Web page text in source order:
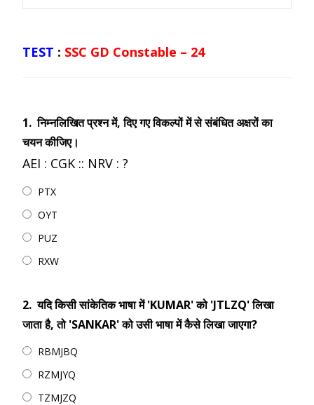
TEST : SSC GD Constable – 24
1. निम्नलिखित प्रश्न में, दिए गए विकल्पों में से संबंधित अक्षरों का
चयन कीजिए।
AEI : CGK :: NRV : ?
PTX
OYT
PUZ
RXW
2. यदि किसी सांकेतिक भाषा में 'KUMAR' को 'JTLZQ' लिखा
जाता है, तो 'SANKAR' को उसी भाषा में कैसे लिखा जाएगा?
RBMJBQ
RZMJYQ
TZMJZQ